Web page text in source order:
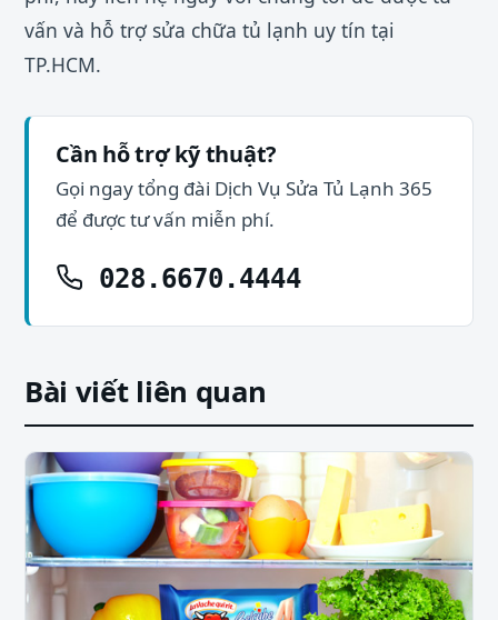
vấn và hỗ trợ sửa chữa tủ lạnh uy tín tại
TP.HCM.
Cần hỗ trợ kỹ thuật?
Gọi ngay tổng đài Dịch Vụ Sửa Tủ Lạnh 365
để được tư vấn miễn phí.
028.6670.4444
Bài viết liên quan